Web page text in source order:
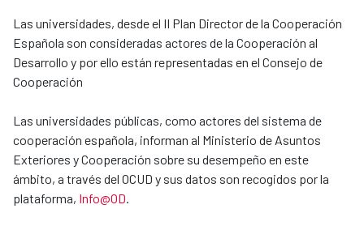
Las universidades, desde el II Plan Director de la Cooperación
Española son consideradas actores de la Cooperación al
Desarrollo y por ello están representadas en el Consejo de
Cooperación
Las universidades públicas, como actores del sistema de
cooperación española, informan al Ministerio de Asuntos
Exteriores y Cooperación sobre su desempeño en este
ámbito, a través del OCUD y sus datos son recogidos por la
plataforma, Info@OD.